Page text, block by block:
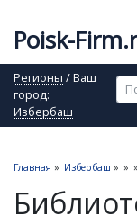
Poisk-
Регионы / Ваш
город:
Избербаш
Главная » Избербаш » » »